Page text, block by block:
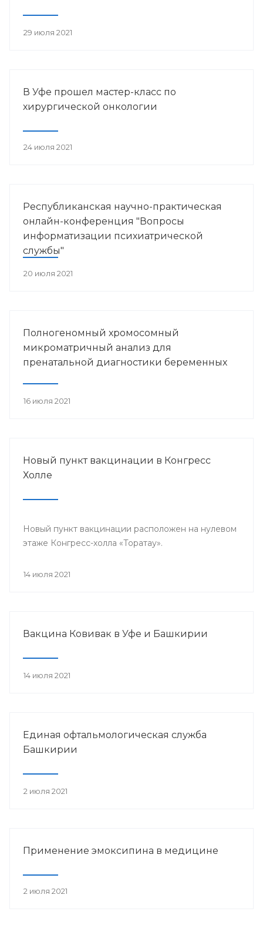
29 июля 2021
В Уфе прошел мастер-класс по
хирургической онкологии
24 июля 2021
Республиканская научно-практическая
онлайн-конференция "Вопросы
информатизации психиатрической
службы"
20 июля 2021
Полногеномный хромосомный
микроматричный анализ для
пренатальной диагностики беременных
16 июля 2021
Новый пункт вакцинации в Конгресс
Холле
Новый пункт вакцинации расположен на нулевом
этаже Конгресс-холла «Торатау».
14 июля 2021
Вакцина Ковивак в Уфе и Башкирии
14 июля 2021
Единая офтальмологическая служба
Башкирии
2 июля 2021
Применение эмоксипина в медицине
2 июля 2021